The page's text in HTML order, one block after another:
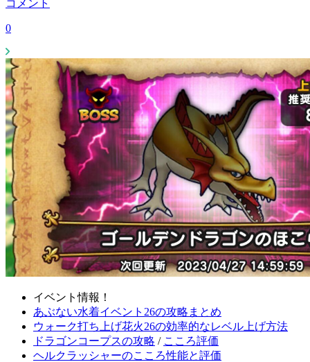
コメント
0
イベント情報！
あぶない水着イベント26の攻略まとめ
ウォーク打ち上げ花火26の効率的なレベル上げ方法
ドラゴンコープスの攻略 / こころ評価
ヘルクラッシャーのこころ性能と評価